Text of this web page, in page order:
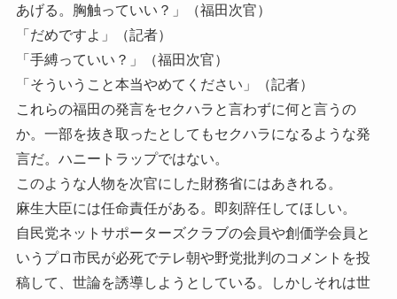
あげる。胸触っていい？」（福田次官）
「だめですよ」（記者）
「手縛っていい？」（福田次官）
「そういうこと本当やめてください」（記者）
これらの福田の発言をセクハラと言わずに何と言うの
か。一部を抜き取ったとしてもセクハラになるような発
言だ。ハニートラップではない。
このような人物を次官にした財務省にはあきれる。
麻生大臣には任命責任がある。即刻辞任してほしい。
自民党ネットサポーターズクラブの会員や創価学会員と
いうプロ市民が必死でテレ朝や野党批判のコメントを投
稿して、世論を誘導しようとしている。しかしそれは世